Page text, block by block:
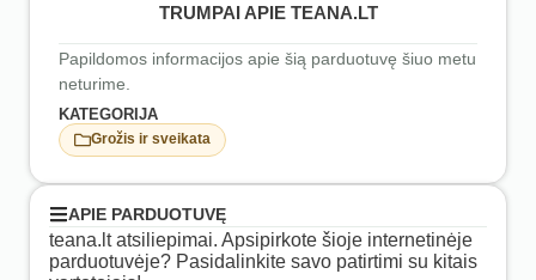
TRUMPAI APIE TEANA.LT
Papildomos informacijos apie šią parduotuvę šiuo metu
neturime.
KATEGORIJA
Grožis ir sveikata
APIE PARDUOTUVĘ
teana.lt atsiliepimai. Apsipirkote šioje internetinėje
parduotuvėje? Pasidalinkite savo patirtimi su kitais